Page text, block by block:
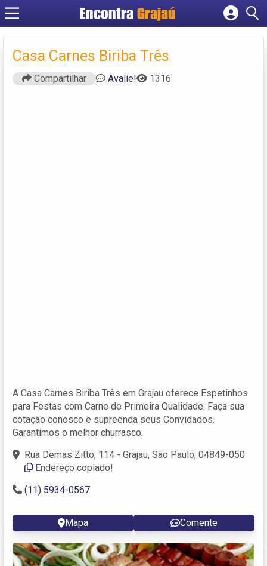
Encontra Grajaú
Cadastrar empresa
Criar conta
Casa Carnes Biriba Três
Compartilhar Avalie! 1316
A Casa Carnes Biriba Três em Grajau oferece Espetinhos
para Festas com Carne de Primeira Qualidade. Faça sua
cotação conosco e supreenda seus Convidados.
Garantimos o melhor churrasco.
Rua Demas Zitto, 114 - Grajau, São Paulo, 04849-050
Endereço copiado!
(11) 5934-0567
Mapa Comente